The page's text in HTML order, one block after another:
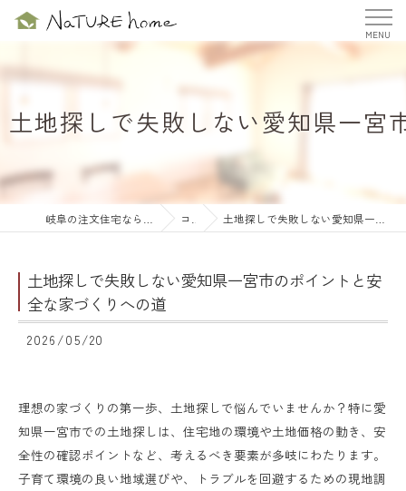
土地探しで失敗しない愛知県一宮
コラム 土地探しで失敗しない愛知県一宮市のポイントと安全な家づくりへの道
土地探しで失敗しない愛知県一宮市のポイントと安
全な家づくりへの道
2026/05/20
理想の家づくりの第一歩、土地探しで悩んでいませんか？特に愛
知県一宮市での土地探しは、住宅地の環境や土地価格の動き、安
全性の確認ポイントなど、考えるべき要素が多岐にわたります。
子育て環境の良い地域選びや、トラブルを回避するための現地調